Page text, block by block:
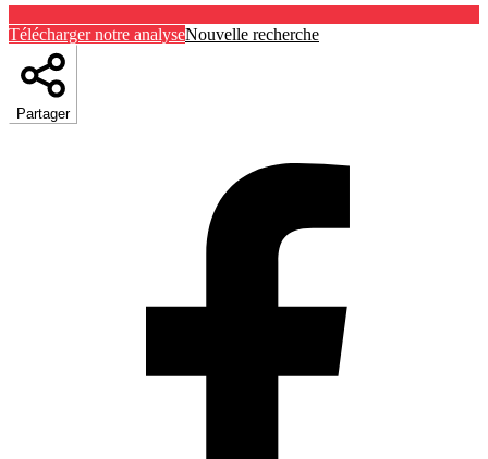
Télécharger notre analyseNouvelle recherche
Partager